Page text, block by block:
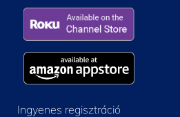
Ingyenes regisztráció